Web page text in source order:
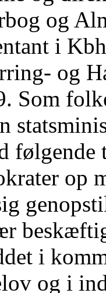
og
i
og
Som
op
i
og i